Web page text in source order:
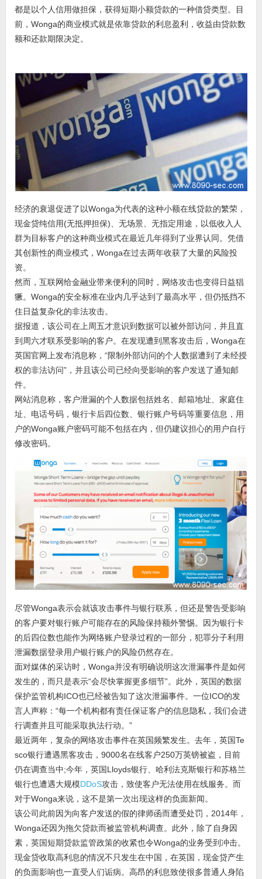
都是以个人信用做担保，获得短期小额贷款的一种借贷类型。目
前，Wonga的商业模式就是依靠贷款的利息盈利，收益由贷款数
额和还款期限决定。
经济的衰退促进了以Wonga为代表的这种小额在线贷款的繁荣，
现金贷纯信用(无抵押担保)、无场景、无指定用途，以低收入人
群为目标客户的这种商业模式在最近几年得到了业界认同。凭借
其创新性的商业模式，Wonga在过去两年收获了大量的风险投
资。
然而，互联网给金融业带来便利的同时，网络攻击也变得日益猖
獗。Wonga的安全标准在业内几乎达到了最高水平，但仍抵挡不
住日益复杂化的非法攻击。
据报道，该公司在上周五才意识到数据可以被外部访问，并且直
到周六才联系受影响的客户。在发现遭到黑客攻击后，Wonga在
英国官网上发布消息称，“限制外部访问的个人数据遭到了未经授
权的非法访问”，并且该公司已经向受影响的客户发送了通知邮
件。
网站消息称，客户泄漏的个人数据包括姓名、邮箱地址、家庭住
址、电话号码，银行卡后四位数、银行账户号码等重要信息，用
户的Wonga账户密码可能不包括在内，但仍建议担心的用户自行
修改密码。
尽管Wonga表示会就该攻击事件与银行联系，但还是警告受影响
的客户要对银行账户可能存在的风险保持额外警惕。因为银行卡
的后四位数也能作为网络账户登录过程的一部分，犯罪分子利用
泄漏数据登录用户银行账户的风险仍然存在。
面对媒体的采访时，Wonga并没有明确说明这次泄漏事件是如何
发生的，而只是表示“会尽快掌握更多细节”。此外，英国的数据
保护监管机构ICO也已经被告知了这次泄漏事件。一位ICO的发
言人声称：“每一个机构都有责任保证客户的信息隐私，我们会进
行调查并且可能采取执法行动。”
最近两年，复杂的网络攻击事件在英国频繁发生。去年，英国Te
sco银行遭遇黑客攻击，9000名在线客户250万英镑被盗，目前
仍在调查当中;今年，英国Lloyds银行、哈利法克斯银行和苏格兰
银行也遭遇大规模DDoS攻击，致使客户无法使用在线服务。而
对于Wonga来说，这不是第一次出现这样的负面新闻。
该公司此前因为向客户发送的假的律师函而遭受处罚，2014年，
Wonga还因为拖欠贷款而被监管机构调查。此外，除了自身因
素，英国短期贷款监管政策的收紧也令Wonga的业务受到冲击。
现金贷收取高利息的情况不只发生在中国，在英国，现金贷产生
的负面影响也一直受人们诟病。高昂的利息致使很多普通人身陷